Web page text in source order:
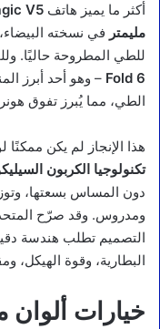
أكثر ما يميز هاتف V5
مليمتر في نسخته
للطي المطروحة حاليًا.
Fold 6
الطي، مما يُبرز تفوق
هذا الإنجاز لم يكن ممكنًا
تكنولوجيا الكربون
دون المساس بسعتها،
ومدروس. وقد صرّح
التصميم تطلب هندسة
البطارية، وقوة الهيكل،
خيارات ألوان